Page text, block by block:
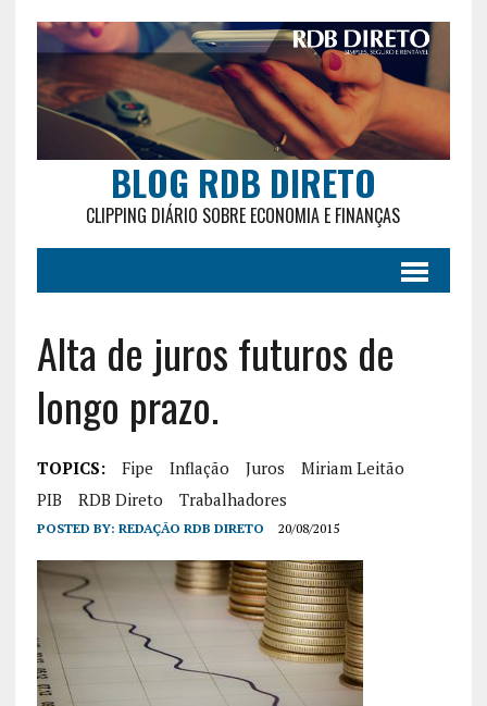
BLOG RDB DIRETO
CLIPPING DIÁRIO SOBRE ECONOMIA E FINANÇAS
Alta de juros futuros de
longo prazo.
TOPICS: Fipe Inflação Juros
Miriam Leitão
PIB
RDB Direto Trabalhadores
POSTED BY: REDAÇÃO RDB DIRETO 20/08/2015